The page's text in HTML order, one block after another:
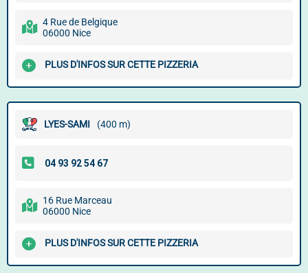
4 Rue de Belgique
06000 Nice
PLUS D'INFOS SUR CETTE PIZZERIA
LYES-SAMI (400 m)
16 Rue Marceau
06000 Nice
PLUS D'INFOS SUR CETTE PIZZERIA